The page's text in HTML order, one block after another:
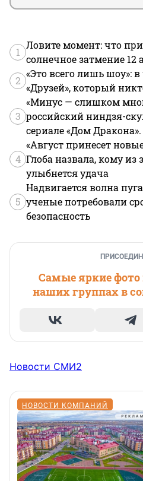
1
Ловите момент: что
солнечное затмение 12
2
«Это всего лишь шоу»: в
«Друзей», который
3
«Минус — слишком
российский ниндзя-
сериале «Дом
4
«Август принесет
Глоба назвала, кому из
улыбнется удача
5
Надвигается волна
ученые потребовали
безопасность
Самые яркие фото
наших группах в
Новости СМИ2
НОВОСТИ КОМПАНИЙ